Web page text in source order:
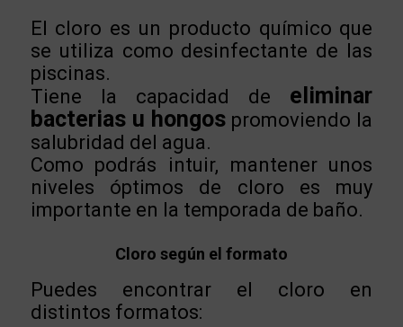
El cloro es un producto químico que
se utiliza como desinfectante de las
piscinas.
Tiene la capacidad de eliminar
bacterias u hongos promoviendo la
salubridad del agua.
Como podrás intuir, mantener unos
niveles óptimos de cloro es muy
importante en la temporada de baño.
Cloro según el formato
Puedes encontrar el cloro en
distintos formatos: